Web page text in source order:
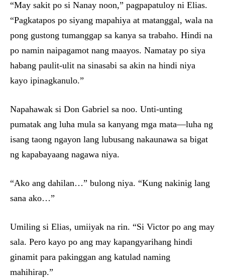
“May sakit po si Nanay noon,” pagpapatuloy ni Elias.
“Pagkatapos po siyang mapahiya at matanggal, wala na
pong gustong tumanggap sa kanya sa trabaho. Hindi na
po namin naipagamot nang maayos. Namatay po siya
habang paulit-ulit na sinasabi sa akin na hindi niya
kayo ipinagkanulo.”
Napahawak si Don Gabriel sa noo. Unti-unting
pumatak ang luha mula sa kanyang mga mata—luha ng
isang taong ngayon lang lubusang nakaunawa sa bigat
ng kapabayaang nagawa niya.
“Ako ang dahilan…” bulong niya. “Kung nakinig lang
sana ako…”
Umiling si Elias, umiiyak na rin. “Si Victor po ang may
sala. Pero kayo po ang may kapangyarihang hindi
ginamit para pakinggan ang katulad naming
mahihirap.”